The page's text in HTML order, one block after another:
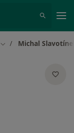
Změna města
Michal